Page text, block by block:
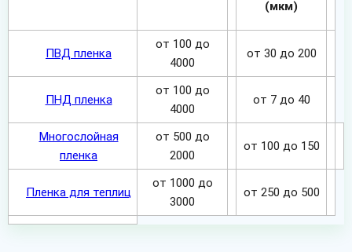
(мкм)
ПВД пленка
от 100 до
4000
от 30 до 200
ПНД пленка
от 100 до
4000
от 7 до 40
Многослойная
пленка
от 500 до
2000
от 100 до 150
Пленка для теплиц
от 1000 до
3000
от 250 до 500